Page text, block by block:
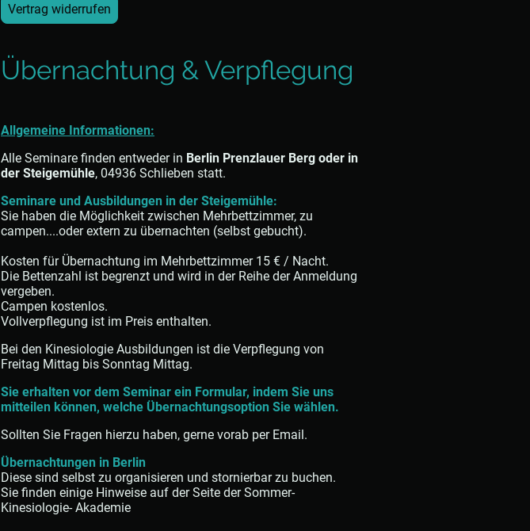
Vertrag widerrufen
Übernachtung & Verpflegung
Allgemeine Informationen:
Alle Seminare finden entweder in Berlin Prenzlauer Berg oder in
der Steigemühle, 04936 Schlieben statt.
Seminare und Ausbildungen in der Steigemühle:
Sie haben die Möglichkeit zwischen Mehrbettzimmer, zu
campen....oder extern zu übernachten (selbst gebucht).
Kosten für Übernachtung im Mehrbettzimmer 15 € / Nacht.
Die Bettenzahl ist begrenzt und wird in der Reihe der Anmeldung
vergeben.
Campen kostenlos.
Vollverpflegung ist im Preis enthalten.
Bei den Kinesiologie Ausbildungen ist die Verpflegung von
Freitag Mittag bis Sonntag Mittag.
Sie erhalten vor dem Seminar ein Formular, indem Sie uns
mitteilen können, welche Übernachtungsoption Sie wählen.
Sollten Sie Fragen hierzu haben, gerne vorab per Email.
Übernachtungen in Berlin
Diese sind selbst zu organisieren und stornierbar zu buchen.
Sie finden einige Hinweise auf der Seite der Sommer-
Kinesiologie- Akademie